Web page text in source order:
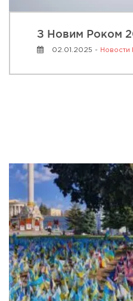
З Новим Роком
02.01.2025 - Новости